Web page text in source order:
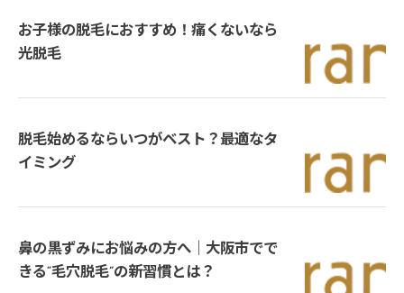
お子様の脱毛におすすめ！痛くないなら
光脱毛
脱毛始めるならいつがベスト？最適なタ
イミング
鼻の黒ずみにお悩みの方へ｜大阪市でで
きる“毛穴脱毛”の新習慣とは？